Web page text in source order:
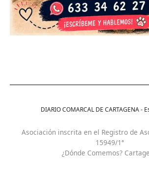
DIARIO COMARCAL DE CARTAGENA -
Asociación inscrita en el Registro de
15949/1ª
¿Dónde Comemos?